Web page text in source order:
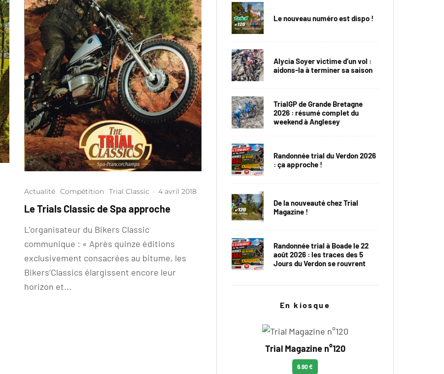
Actualité Compétition Trial Classic · 4 avril 2018
Le Trials Classic de Spa approche
L’organisateur du Bikers Classic
communique : « Après quinze éditions
exclusivement consacrées au bitume, les
Bikers’Classics élargissent encore leur
horizon et...
Le nouveau numéro est dispo !
Alycia Soyer victime d’un vol :
aidons-la à terminer sa saison
TrialGP de Grande Bretagne
2026 : résumé complet du
weekend à Anglesey
Randonnée trial du Verdon 2026
: ça approche !
De la nouveauté chez Trial
Magazine !
Randonnée trial à Boade le 22
août 2026 : les traces des 5
Jours du Verdon se rouvrent
En kiosque
Trial Magazine n°120
6.90 €